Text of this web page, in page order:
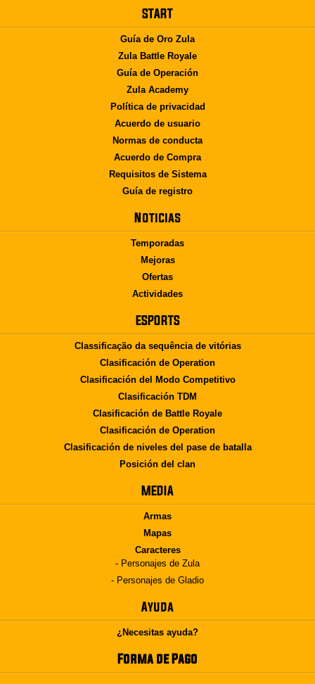
START
Guía de Oro Zula
Zula Battle Royale
Guía de Operación
Zula Academy
Política de privacidad
Acuerdo de usuario
Normas de conducta
Acuerdo de Compra
Requisitos de Sistema
Guía de registro
Noticias
Temporadas
Mejoras
Ofertas
Actividades
ESPORTS
Classificação da sequência de vitórias
Clasificación de Operation
Clasificación del Modo Competitivo
Clasificación TDM
Clasificación de Battle Royale
Clasificación de Operation
Clasificación de niveles del pase de batalla
Posición del clan
MEDIA
Armas
Mapas
Caracteres
- Personajes de Zula
- Personajes de Gladio
Ayuda
¿Necesitas ayuda?
Forma de Pago